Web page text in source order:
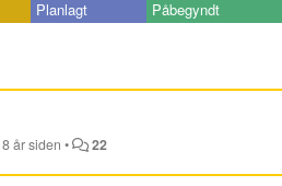
Planlagt Påbegyndt
8 år siden • 22